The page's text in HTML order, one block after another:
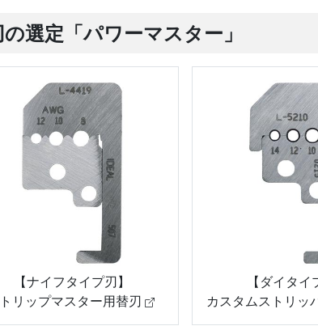
の選定「パワーマスター」
【ナイフタイプ刃】
リップマスター用替刃
【ダイタイ
カスタムストリッ